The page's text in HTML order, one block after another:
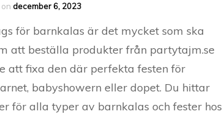
december 6, 2023
för barnkalas är det mycket som ska
att beställa produkter från partytajm.se
att fixa den där perfekta festen för
babyshowern eller dopet. Du hittar
för alla typer av barnkalas och fester hos